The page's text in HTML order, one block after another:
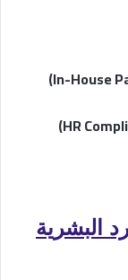
البشرية